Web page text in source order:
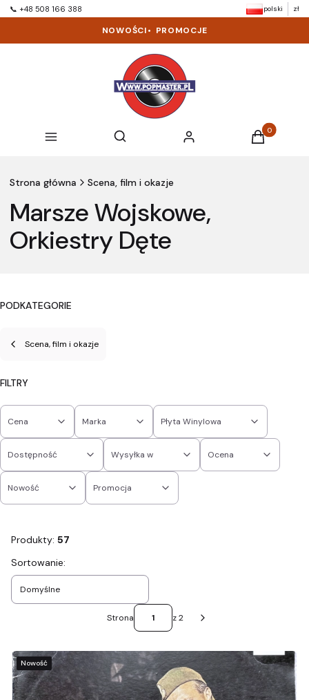
📞 +48 508 166 388 polski zł
NOWOŚCI• PROMOCJE
Menu Otwórz wyszukiwarkę
Szukaj Zaloguj się Produkty w
Koszyk
Strona główna Scena, film i okazje
Marsze Wojskowe,
Orkiestry Dęte
PODKATEGORIE
Scena, film i okazje
FILTRY
Cena Marka Płyta Winylowa
Dostępność Wysyłka w Ocena
Nowość Promocja
Produkty: 57
Lista produktów
Sortowanie:
Domyślne
Strona z 2
Następne produkty
Nowość